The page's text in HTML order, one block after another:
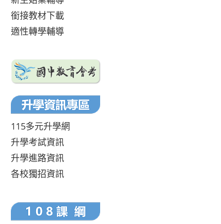
銜接教材下載
適性轉學輔導
115多元升學網
升學考試資訊
升學進路資訊
各校獨招資訊